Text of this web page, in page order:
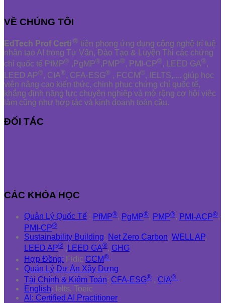
VỀ CHÚNG TÔI
EdTech Prof Certi ® tiên phong ứng dụng công nghệ trí tuệ
nhân tạo AI trong Tư Vấn, Đào Tạo & Luyện Thi các chứng
chỉ quốc tế PfMP® ,PgMP®,PMP®, PMI-CP®, LEED GA®,
LEED AP®, CIA®, CFA-ESG® , FCCM®, IELTS,.... giúp học
viên nâng cao kiến thức, chinh phục chứng chỉ quốc tế,
khẳng định năng lực chuyên nghiệp và mở rộng cơ hội việc
làm cũng như hợp tác và kinh doanh toàn cầu.
ĐỐI TÁC
CÁC KHÓA HỌC
Quản Lý Quốc Tế : PfMP®, PgMP®, PMP®, PMI-ACP®,
PMI-CP®
Sustainability Building: Net Zero Carbon, WELL AP,
LEED AP® , LEED GA®, GHG
Hợp Đồng: Fidic CCM®
Quản Lý Dự Án Xây Dựng
Tài Chính & Kiểm Toán: CFA-ESG® , CIA®
English: Ielts, Toeic
AI: Certified AI Practitioner